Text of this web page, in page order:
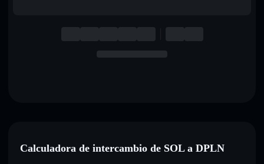
Calculadora de intercambio de SOL a DPLN